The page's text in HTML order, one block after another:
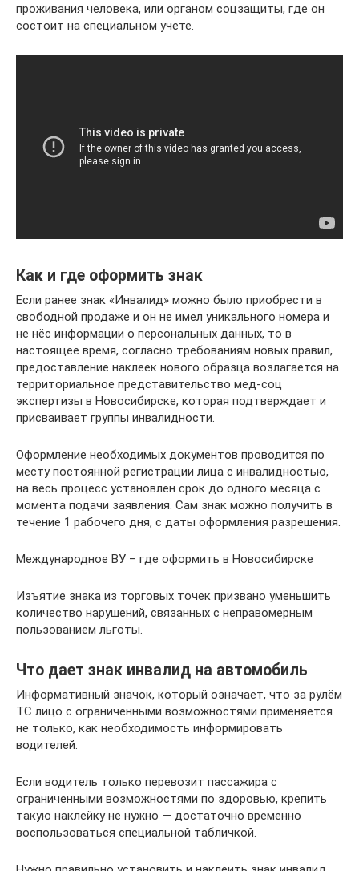
проживания человека, или органом соцзащиты, где он
состоит на специальном учете.
Как и где оформить знак
Если ранее знак «Инвалид» можно было приобрести в
свободной продаже и он не имел уникального номера и
не нёс информации о персональных данных, то в
настоящее время, согласно требованиям новых правил,
предоставление наклеек нового образца возлагается на
территориальное представительство мед-соц
экспертизы в Новосибирске, которая подтверждает и
присваивает группы инвалидности.
Оформление необходимых документов проводится по
месту постоянной регистрации лица с инвалидностью,
на весь процесс установлен срок до одного месяца с
момента подачи заявления. Сам знак можно получить в
течение 1 рабочего дня, с даты оформления разрешения.
Международное ВУ – где оформить в Новосибирске
Изъятие знака из торговых точек призвано уменьшить
количество нарушений, связанных с неправомерным
пользованием льготы.
Что дает знак инвалид на автомобиль
Информативный значок, который означает, что за рулём
ТС лицо с ограниченными возможностями применяется
не только, как необходимость информировать
водителей.
Если водитель только перевозит пассажира с
ограниченными возможностями по здоровью, крепить
такую наклейку не нужно — достаточно временно
воспользоваться специальной табличкой.